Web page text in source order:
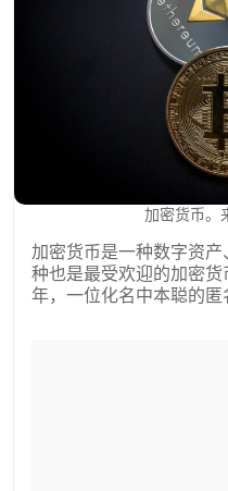
加密货币。
加密货币是一种数字资
种也是最受欢迎的加密货
年，一位化名中本聪的匿